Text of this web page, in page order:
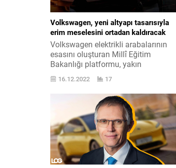
Volkswagen, yeni altyapı tasarısıyla
erim meselesini ortadan kaldıracak
Volkswagen elektrikli arabalarının
esasını oluşturan Millî Eğitim
Bakanlığı platformu, yakın
vadedede ehemmiyetli teknik
geliştirmelere sahne olacak. Uzun
müddettir tanıtımını beklediğimiz
Project Trinity üzerinden bir
anlamda elektrikli arabada gelecek
teknolojilerini lanse edecek olan
Volkswagen, pazarda kullanıcıların
en büyük mesele olarak gördüğü
“Erim” kriterini de ortadan kaldırmak
istiyor. ID rozeti altında kısa...
16.12.2022 17